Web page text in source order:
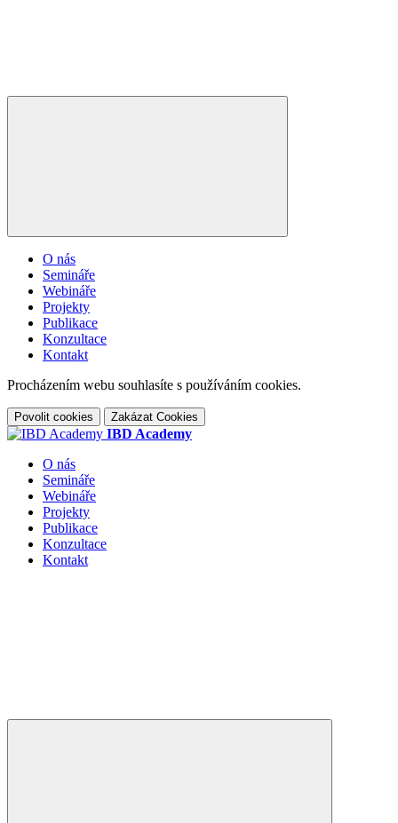
O nás
Semináře
Webináře
Projekty
Publikace
Konzultace
Kontakt
Procházením webu souhlasíte s používáním cookies.
Povolit cookies Zakázat Cookies
IBD Academy
O nás
Semináře
Webináře
Projekty
Publikace
Konzultace
Kontakt